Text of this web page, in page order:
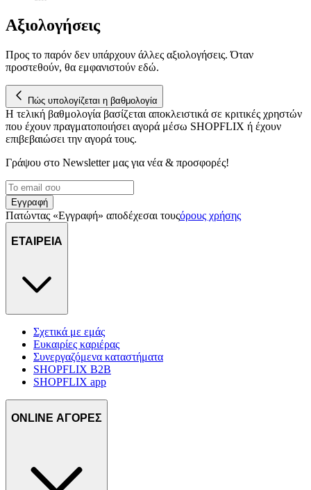
Αξιολογήσεις
Προς το παρόν δεν υπάρχουν άλλες αξιολογήσεις. Όταν
προστεθούν, θα εμφανιστούν εδώ.
Πώς υπολογίζεται η βαθμολογία
Η τελική βαθμολογία βασίζεται αποκλειστικά σε κριτικές χρηστών
που έχουν πραγματοποιήσει αγορά μέσω SHOPFLIX ή έχουν
επιβεβαιώσει την αγορά τους.
Γράψου στο Νewsletter μας για νέα & προσφορές!
Εγγραφή
Πατώντας «Εγγραφή» αποδέχεσαι τουςόρους χρήσης
ΕΤΑΙΡΕΙΑ
Σχετικά με εμάς
Ευκαιρίες καριέρας
Συνεργαζόμενα καταστήματα
SHOPFLIX B2B
SHOPFLIX app
ONLINE ΑΓΟΡΕΣ